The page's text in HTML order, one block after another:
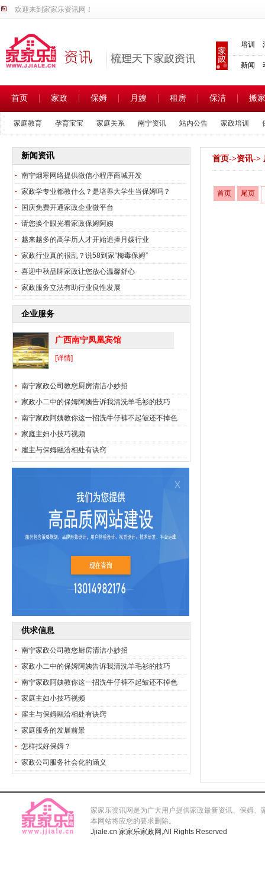
欢迎来到家家乐资讯网！
培训
新闻
首页 家政 保姆 月嫂 租房 保洁 搬
家庭教育 孕育宝宝 家庭关系 南宁资讯 站内公告 家政培训
家政热点 家政新闻 家政市场
新闻资讯
南宁烟寒网络提供微信小程序商城开发
家政学专业都教什么？是培养大学生当保姆吗？
国庆免费开通家政企业微平台
请您换个眼光看家政保姆阿姨
越来越多的高学历人才开始追捧月嫂行业
家政行业真的很乱？说58到家“梅毒保姆”
喜迎中秋品牌家政让您放心温馨舒心
家政服务立法有助行业良性发展
企业服务
广西南宁凤凰宾馆
[详情]
南宁家政公司教您厨房清洁小妙招
家政小二中的保姆阿姨告诉我清洗羊毛衫的技巧
南宁家政阿姨教你这一招洗牛仔裤不起皱还不掉色
家庭主妇小技巧视频
雇主与保姆融洽相处有诀窍
供求信息
南宁家政公司教您厨房清洁小妙招
家政小二中的保姆阿姨告诉我清洗羊毛衫的技巧
南宁家政阿姨教你这一招洗牛仔裤不起皱还不掉色
家庭主妇小技巧视频
雇主与保姆融洽相处有诀窍
家庭服务的发展前景
怎样找好保姆？
家政公司服务社会化的涵义
首页->资讯->
首页 尾页
家家乐资讯网是为广大用户提供家政最新资讯、保姆
本网站将应您的要求删除。
Jjiale.cn 家家乐家政网,All Rights Reserved